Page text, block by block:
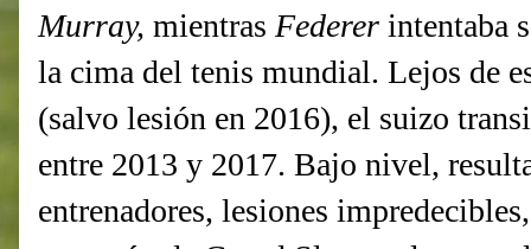
Murray, mientras Federer intentaba
la cima del tenis mundial. Lejos de
(salvo lesión en 2016), el suizo
entre 2013 y 2017. Bajo nivel,
entrenadores, lesiones